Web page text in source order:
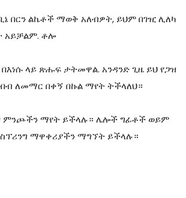
በርን ልኬቶች ማወቅ አለብዎት, ይህም በገዢ ሊለካ
አይቻልም. ቶሎ
ላይ ጽሑፍ ታትመዋል. አንዳንድ ጊዜ ይህ የጋዝ
ለመማር በቀኝ በኩል ማየት ትችላለህ።
ምንጮችን ማየት ይችላሉ። ሌሎች ግፊቶች ወይም
ስፕሪንግ ማዋቀሪያችን ማግኘት ይችላሉ።